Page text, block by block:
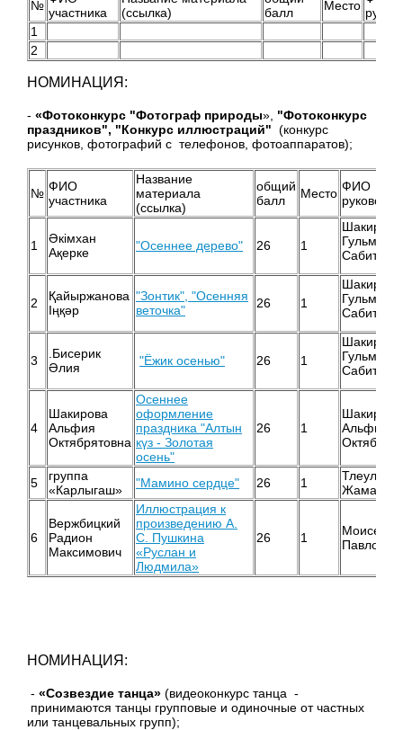
№ участника
(ссылка)
балл
Место
1
2
НОМИНАЦИЯ:
- «Фотоконкурс "Фотограф природы», "Фотоконкурс
праздников", "Конкурс иллюстраций" (конкурс
рисунков, фотографий с телефонов, фотоаппаратов);
№ ФИО
участника
Название
материала
(ссылка)
общий
балл
Место ФИО
1
Әкімхан
Ақерке
"Осеннее дерево" 26 1
Гульмира
2
Қайыржанова
Іңқәр
"Зонтик", "Осенняя
веточка"
26 1
Гульмира
3
.Бисерик
Әлия
"Ёжик осенью" 26 1
Гульмира
4
Шакирова
Альфия
Октябрятовна
Осеннее
оформление
праздника "Алтын
күз - Золотая
осень"
26 1
Шакирова
Альфия
5
группа
«Карлыгаш»
"Мамино сердце" 26 1
Тлеулина
6
Вержбицкий
Радион
Максимович
Иллюстрация к
произведению А.
С. Пушкина
«Руслан и
Людмила»
26 1
Павловна
НОМИНАЦИЯ:
- «Созвездие танца» (видеоконкурс танца -
принимаются танцы групповые и одиночные от частных
или танцевальных групп);